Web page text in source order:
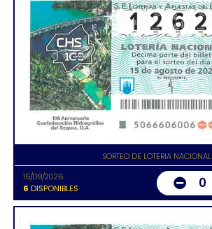
SORTEO DE LOTERIA NACIONAL
15/08/2026
6 DISPONIBLES 0